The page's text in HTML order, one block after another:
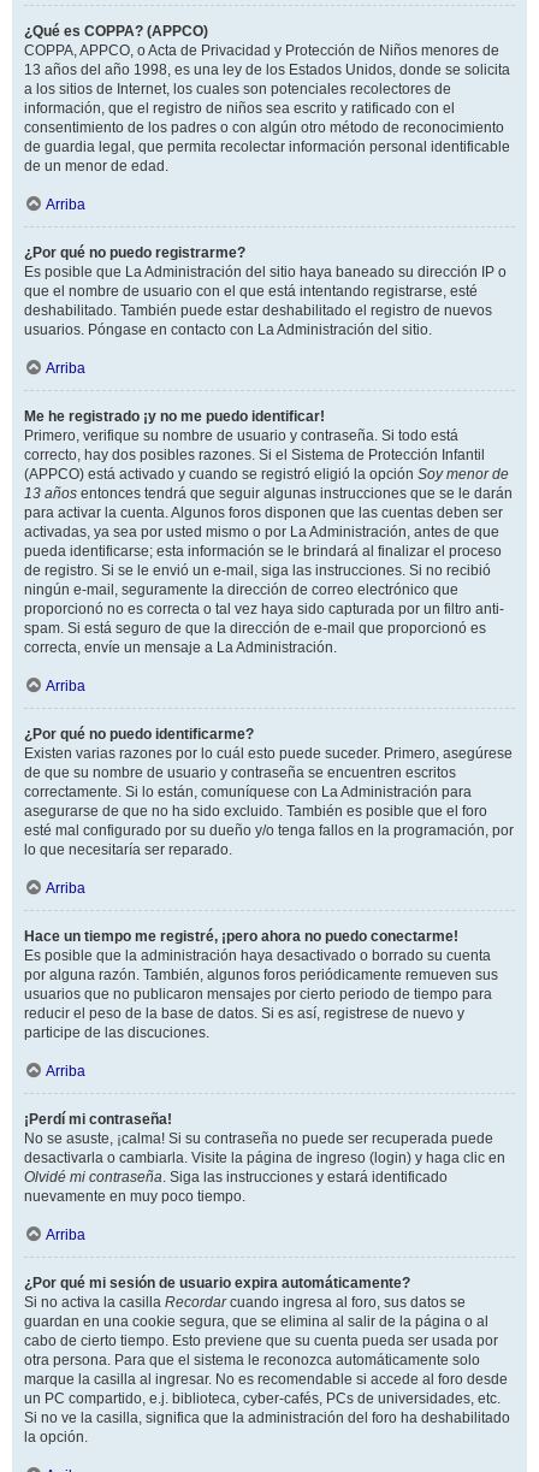
¿Qué es COPPA? (APPCO)
COPPA, APPCO, o Acta de Privacidad y Protección de Niños menores de
13 años del año 1998, es una ley de los Estados Unidos, donde se solicita
a los sitios de Internet, los cuales son potenciales recolectores de
información, que el registro de niños sea escrito y ratificado con el
consentimiento de los padres o con algún otro método de reconocimiento
de guardia legal, que permita recolectar información personal identificable
de un menor de edad.
Arriba
¿Por qué no puedo registrarme?
Es posible que La Administración del sitio haya baneado su dirección IP o
que el nombre de usuario con el que está intentando registrarse, esté
deshabilitado. También puede estar deshabilitado el registro de nuevos
usuarios. Póngase en contacto con La Administración del sitio.
Arriba
Me he registrado ¡y no me puedo identificar!
Primero, verifique su nombre de usuario y contraseña. Si todo está
correcto, hay dos posibles razones. Si el Sistema de Protección Infantil
(APPCO) está activado y cuando se registró eligió la opción Soy menor de
13 años entonces tendrá que seguir algunas instrucciones que se le darán
para activar la cuenta. Algunos foros disponen que las cuentas deben ser
activadas, ya sea por usted mismo o por La Administración, antes de que
pueda identificarse; esta información se le brindará al finalizar el proceso
de registro. Si se le envió un e-mail, siga las instrucciones. Si no recibió
ningún e-mail, seguramente la dirección de correo electrónico que
proporcionó no es correcta o tal vez haya sido capturada por un filtro anti-
spam. Si está seguro de que la dirección de e-mail que proporcionó es
correcta, envíe un mensaje a La Administración.
Arriba
¿Por qué no puedo identificarme?
Existen varias razones por lo cuál esto puede suceder. Primero, asegúrese
de que su nombre de usuario y contraseña se encuentren escritos
correctamente. Si lo están, comuníquese con La Administración para
asegurarse de que no ha sido excluido. También es posible que el foro
esté mal configurado por su dueño y/o tenga fallos en la programación, por
lo que necesitaría ser reparado.
Arriba
Hace un tiempo me registré, ¡pero ahora no puedo conectarme!
Es posible que la administración haya desactivado o borrado su cuenta
por alguna razón. También, algunos foros periódicamente remueven sus
usuarios que no publicaron mensajes por cierto periodo de tiempo para
reducir el peso de la base de datos. Si es así, registrese de nuevo y
participe de las discuciones.
Arriba
¡Perdí mi contraseña!
No se asuste, ¡calma! Si su contraseña no puede ser recuperada puede
desactivarla o cambiarla. Visite la página de ingreso (login) y haga clic en
Olvidé mi contraseña. Siga las instrucciones y estará identificado
nuevamente en muy poco tiempo.
Arriba
¿Por qué mi sesión de usuario expira automáticamente?
Si no activa la casilla Recordarcuando ingresa al foro, sus datos se
guardan en una cookie segura, que se elimina al salir de la página o al
cabo de cierto tiempo. Esto previene que su cuenta pueda ser usada por
otra persona. Para que el sistema le reconozca automáticamente solo
marque la casilla al ingresar. No es recomendable si accede al foro desde
un PC compartido, e.j. biblioteca, cyber-cafés, PCs de universidades, etc.
Si no ve la casilla, significa que la administración del foro ha deshabilitado
la opción.